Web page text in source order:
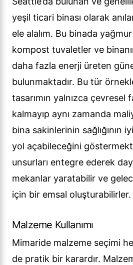
yeşil ticari binası olarak
ele alalım. Bu binada
kompost tuvaletler ve
daha fazla enerji üreten
bulunmaktadır. Bu tür
tasarımın yalnızca çevresel
kalmayıp aynı zamanda
bina sakinlerinin sağlığının
yol açabileceğini
unsurları entegre ederek
mekanlar yaratabilir ve
için bir emsal oluşturabilirler.
Malzeme Kullanımı
Mimaride malzeme seçimi
de pratik bir karardır.